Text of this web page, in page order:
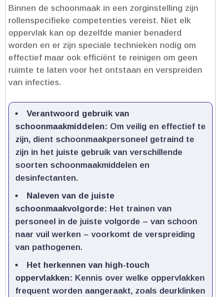
Binnen de schoonmaak in een zorginstelling zijn
rollenspecifieke competenties vereist.​ Niet elk
oppervlak kan op dezelfde manier benaderd
worden en er zijn speciale technieken nodig om
effectief maar ook efficiënt te reinigen om geen
ruimte te laten voor het ontstaan en verspreiden
van infecties.​
Verantwoord gebruik van
schoonmaakmiddelen: Om veilig en effectief te
zijn, dient schoonmaakpersoneel getraind te
zijn in het juiste gebruik van verschillende
soorten schoonmaakmiddelen en
desinfectanten.​
Naleven van de juiste
schoonmaakvolgorde: Het trainen van
personeel in de juiste volgorde – van schoon
naar vuil werken – voorkomt de verspreiding
van pathogenen.​
Het herkennen van high-touch
oppervlakken: Kennis over welke oppervlakken
frequent worden aangeraakt, zoals deurklinken